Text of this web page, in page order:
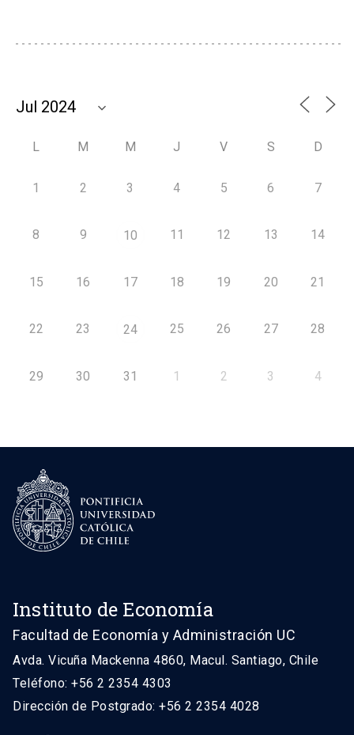
L M M J V S D
1 2 3 4 5 6 7
8 9 10 11 12 13 14
15 16 17 18 19 20 21
22 23 24 25 26 27 28
29 30 31 1 2 3 4
Instituto de Economía
Facultad de Economía y Administración UC
Avda. Vicuña Mackenna 4860, Macul. Santiago, Chile
Teléfono: +56 2 2354 4303
Dirección de Postgrado: +56 2 2354 4028